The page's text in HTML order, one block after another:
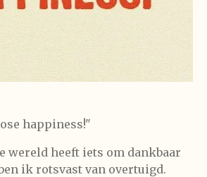
happiness!"
wereld heeft iets om dankbaar
ik rotsvast van overtuigd.